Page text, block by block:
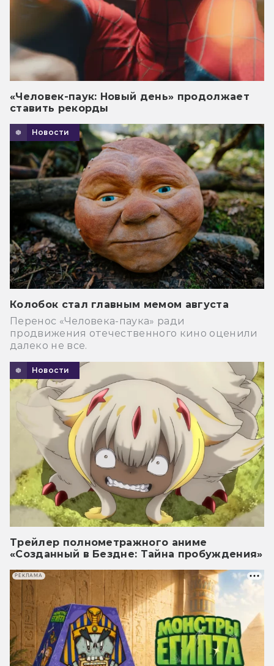
«Человек-паук: Новый день» продолжает
ставить рекорды
Новости
Колобок стал главным мемом августа
Перенос «Человека-паука» ради
продвижения отечественного кино оценили
далеко не все.
Новости
Трейлер полнометражного аниме
«Созданный в Бездне: Тайна пробуждения»
РЕКЛАМА